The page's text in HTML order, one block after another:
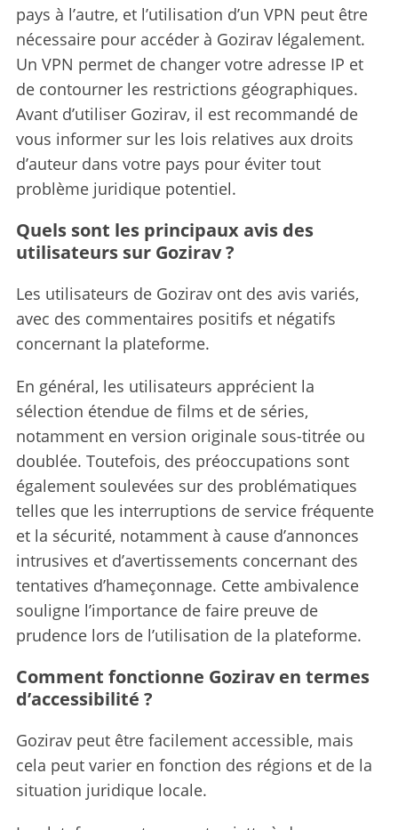
pays à l’autre, et l’utilisation d’un VPN peut être
nécessaire pour accéder à Gozirav légalement.
Un VPN permet de changer votre adresse IP et
de contourner les restrictions géographiques.
Avant d’utiliser Gozirav, il est recommandé de
vous informer sur les lois relatives aux droits
d’auteur dans votre pays pour éviter tout
problème juridique potentiel.
Quels sont les principaux avis des
utilisateurs sur Gozirav ?
Les utilisateurs de Gozirav ont des avis variés,
avec des commentaires positifs et négatifs
concernant la plateforme.
En général, les utilisateurs apprécient la
sélection étendue de films et de séries,
notamment en version originale sous-titrée ou
doublée. Toutefois, des préoccupations sont
également soulevées sur des problématiques
telles que les interruptions de service fréquente
et la sécurité, notamment à cause d’annonces
intrusives et d’avertissements concernant des
tentatives d’hameçonnage. Cette ambivalence
souligne l’importance de faire preuve de
prudence lors de l’utilisation de la plateforme.
Comment fonctionne Gozirav en termes
d’accessibilité ?
Gozirav peut être facilement accessible, mais
cela peut varier en fonction des régions et de la
situation juridique locale.